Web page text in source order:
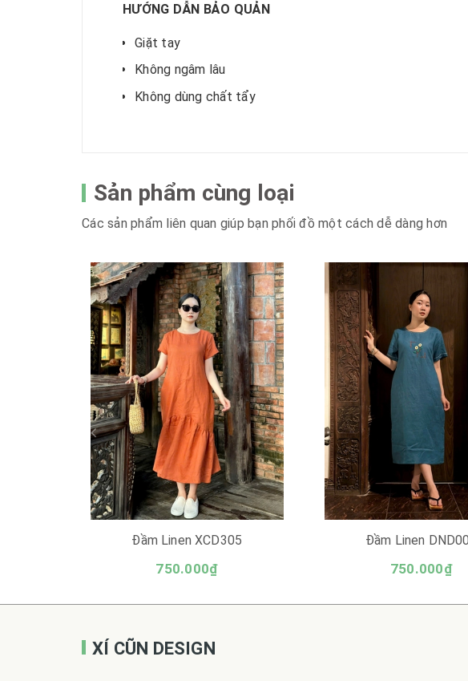
HƯỚNG DẪN BẢO QUẢN
Giặt tay
Không ngâm lâu
Không dùng chất tẩy
Sản phẩm cùng loại
Các sản phẩm liên quan giúp bạn phối đồ một cách dễ dàng hơn
Đầm Linen XCD305
750.000₫
Đầm Linen
750.000₫
XÍ CŨN DESIGN